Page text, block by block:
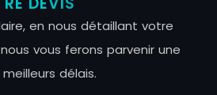
aire, en nous détaillant votre
nous vous ferons parvenir une
meilleurs délais.